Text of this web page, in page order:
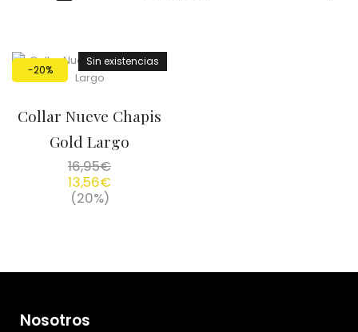
Sin existencias
-20%
Collar Nueve Chapis
Gold Largo
16,95€
13,56€
(20%)
Nosotros